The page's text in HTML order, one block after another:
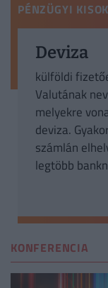
PÉNZÜGYI
Deviza
külföldi
Valutának
melyekre
deviza.
számlán
legtöbb
KONFERENCIA